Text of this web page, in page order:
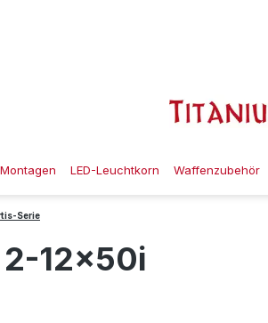
LED-Leuchtkorn Waffenzubehör
Serie
2-12x50i